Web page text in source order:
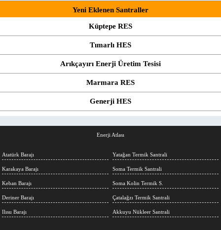
Yeni Eklenen Santraller
Küptepe RES
Tımarlı HES
Arıkçayırı Enerji Üretim Tesisi
Marmara RES
Generji HES
Enerji Atlası
Atatürk Barajı
Karakaya Barajı
Keban Barajı
Deriner Barajı
Ilısu Barajı
Yatağan Termik Santrali
Soma Termik Santrali
Soma Kolin Termik S.
Çatalağzı Termik Santrali
Akkuyu Nükleer Santrali